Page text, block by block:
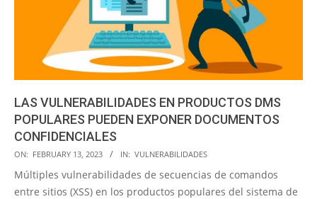
LAS VULNERABILIDADES EN PRODUCTOS DMS
POPULARES PUEDEN EXPONER DOCUMENTOS
CONFIDENCIALES
2023-
02-
13
ON: FEBRUARY 13, 2023 IN: VULNERABILIDADES
Múltiples vulnerabilidades de secuencias de comandos
entre sitios (XSS) en los productos populares del sistema de